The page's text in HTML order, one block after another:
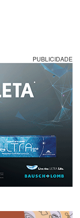
PUBLICIDADE